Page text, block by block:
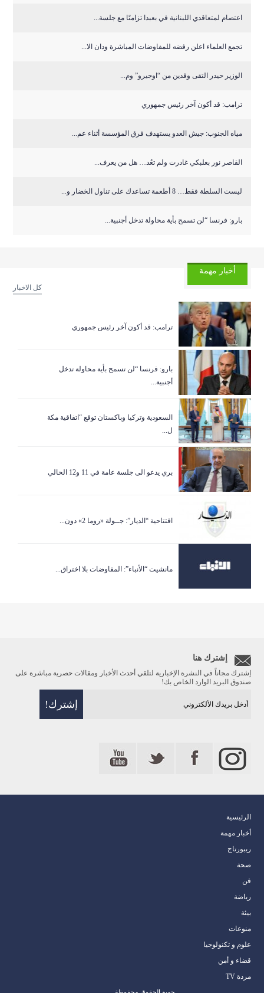
اعتصام لمتعاقدي اللبنانية في بعبدا تزامنًا مع جلسة...
تجمع العلماء اعلن رفضه للمفاوضات المباشرة ودان الا...
الوزير حيدر التقى وفدين من “اوجيرو” وم...
ترامب: قد أكون آخر رئيس جمهوري
مياه الجنوب: جيش العدو يستهدف فرق المؤسسة أثناء عم...
القاصر نور بعلبكي غادرت ولم تعُد… هل من يعرف...
ليست السلطة فقط… 8 أطعمة تساعدك على تناول الخضار و...
بارو: فرنسا “لن تسمح بأية محاولة تدخل أجنبية...
أخبار مهمة
كل الاخبار
ترامب: قد أكون آخر رئيس جمهوري
بارو: فرنسا “لن تسمح بأية محاولة تدخل
أجنبية...
السعودية وتركيا وباكستان توقع “اتفاقية مكة
ل...
بري يدعو الى جلسة عامة في 11 و12 الحالي
افتتاحية “الديار”: جــولة «روما 2» دون...
مانشيت “الأنباء”: المفاوضات بلا اختراق...
إشترك هنا
إشترك مجاناً في النشرة الإخبارية لتلقي أحدث الأخبار ومقالات حصرية مباشرة على
صندوق البريد الوارد الخاص بك!
الرئيسية
أخبار مهمة
ريبورتاج
صحة
فن
رياضة
بيئة
منوعات
علوم و تكنولوجيا
قضاء و أمن
مردة TV